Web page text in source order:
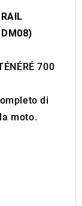
700
di
moto.